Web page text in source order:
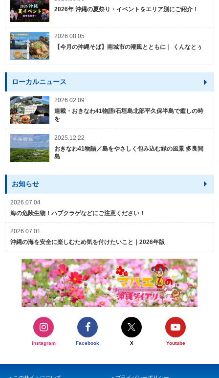
2026年 沖縄の夏祭り・イベントをエリア別にご紹介！
2026.08.05
【今月の沖縄そば】南城市の潮風とともに｜ くんなとぅ
ローカルニュース
2026.02.09
連載・おきなわ41物語/石垣島北部平久保半島で癒しの時
を
2025.12.22
おきなわ41物語／島をやさしく包み込む緑の風景 多良間
島
お知らせ
2026.07.04
海の危険生物！ハブクラゲなどにご注意ください！
2026.07.01
沖縄の海を安全に楽しむため気を付けたいこと｜2026年版
Instagram Facebook X Youtube